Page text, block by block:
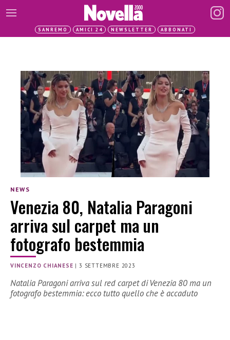
SANREMO AMICI 24 NEWSLETTER ABBONATI
NEWS
Venezia 80, Natalia Paragoni
arriva sul carpet ma un
fotografo bestemmia
VINCENZO CHIANESE |3 SETTEMBRE 2023
Natalia Paragoni arriva sul red carpet di Venezia 80 ma un
fotografo bestemmia: ecco tutto quello che è accaduto